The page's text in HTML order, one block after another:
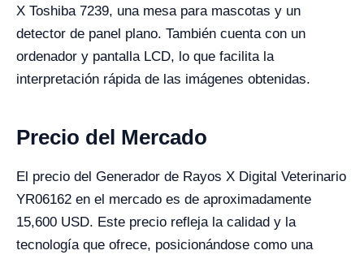
X Toshiba 7239, una mesa para mascotas y un
detector de panel plano. También cuenta con un
ordenador y pantalla LCD, lo que facilita la
interpretación rápida de las imágenes obtenidas.
Precio del Mercado
El precio del Generador de Rayos X Digital Veterinario
YR06162 en el mercado es de aproximadamente
15,600 USD. Este precio refleja la calidad y la
tecnología que ofrece, posicionándose como una